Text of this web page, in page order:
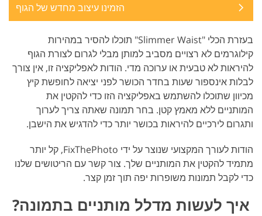
הזמינו עיצוב מחדש של הגוף
בעזרת הכלי "Slimmer Waist" תוכלו להסיר במהירות
קילוגרמים לא רצויים מסביב למותן מבלי לגרום לצורת הגוף
להיראות לא טבעית או ערוכה מדי. הודות לאפליקציה זו, אין צורך
לבלות אינספור שעות בחדר הכושר לפני יציאה לחופשת קיץ
מכיוון שתוכלו להשתמש באפליקציה הזו כדי להקטין את
המותניים ללא מאמץ קטן. בחר תמונה שאתה צריך לערוך
ותגרום לירכיים להיראות בכושר יותר כדי להדגיש את הישבן.
הודות לעורך המקצועי שנוצר על ידי FixThePhoto, קל יותר
מתמיד להקטין את המותניים שלך. צור קשר עם הריטושים שלנו
כדי לקבל תמונות משופרות יפה תוך זמן קצר.
איך לעשות מדלל מותניים בתמונה?